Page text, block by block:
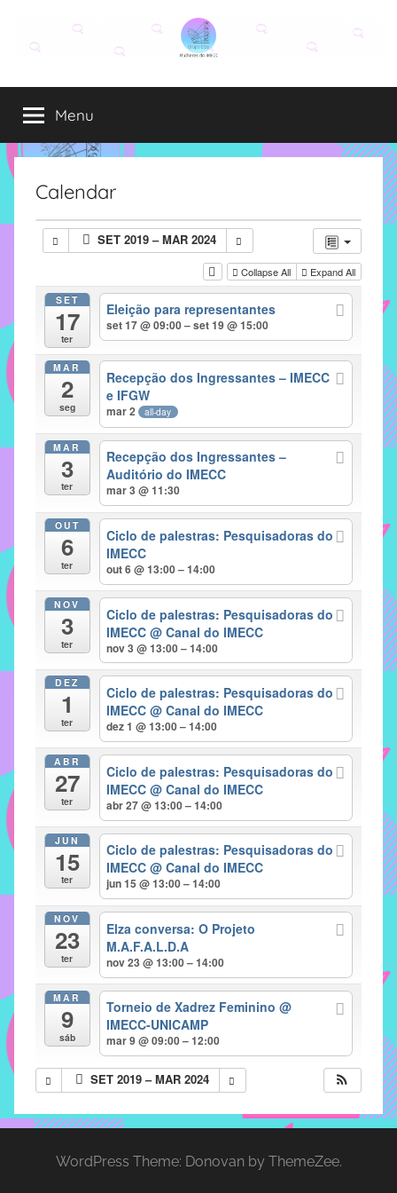
conteúdo
Grupo
Elza
Elza
é
formado
alunas,
funcionárias
IMECC
tem
como
atribuição
implementar
mecanismos
proporcionem
fortalecimento
sociais
profissionais
alunos,
professores
pacificadoras
problemas
verificados
instituto,
para
prevenção
Menu
Calendar
SET 2019 – MAR 2024
Collapse All Expand All
SET
17
ter
Eleição para representantes
set 17 @ 09:00 – set 19 @ 15:00
MAR
2
seg
Recepção dos Ingressantes – IMECC
e IFGW
mar 2 all-day
MAR
3
ter
Recepção dos Ingressantes –
Auditório do IMECC
mar 3 @ 11:30
OUT
6
ter
Ciclo de palestras: Pesquisadoras do
IMECC
out 6 @ 13:00 – 14:00
NOV
3
ter
Ciclo de palestras: Pesquisadoras do
IMECC@ Canal do IMECC
nov 3 @ 13:00 – 14:00
DEZ
1
ter
Ciclo de palestras: Pesquisadoras do
IMECC@ Canal do IMECC
dez 1 @ 13:00 – 14:00
ABR
27
ter
Ciclo de palestras: Pesquisadoras do
IMECC@ Canal do IMECC
abr 27 @ 13:00 – 14:00
JUN
15
ter
Ciclo de palestras: Pesquisadoras do
IMECC@ Canal do IMECC
jun 15 @ 13:00 – 14:00
NOV
23
ter
Elza conversa: O Projeto
M.A.F.A.L.D.A
nov 23 @ 13:00 – 14:00
MAR
9
sáb
Torneio de Xadrez Feminino@
IMECC-UNICAMP
mar 9 @ 09:00 – 12:00
SET 2019 – MAR 2024
WordPress Theme: Donovan by ThemeZee.